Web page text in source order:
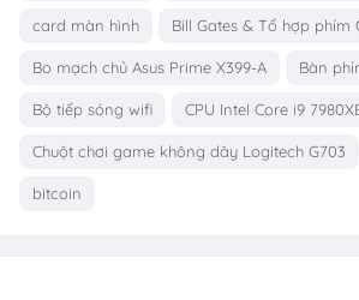
card màn hình Bill Gates & Tổ hợp phím
Bo mạch chủ Asus Prime X399-A Bàn
Bộ tiếp sóng wifi CPU Intel Core i9
Chuột chơi game không dây Logitech G703
bitcoin